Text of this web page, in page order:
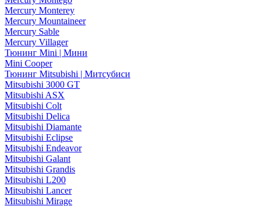
Mercury Monterey
Mercury Mountaineer
Mercury Sable
Mercury Villager
Тюнинг Mini | Мини
Mini Cooper
Тюнинг Mitsubishi | Митсубиси
Mitsubishi 3000 GT
Mitsubishi ASX
Mitsubishi Colt
Mitsubishi Delica
Mitsubishi Diamante
Mitsubishi Eclipse
Mitsubishi Endeavor
Mitsubishi Galant
Mitsubishi Grandis
Mitsubishi L200
Mitsubishi Lancer
Mitsubishi Mirage